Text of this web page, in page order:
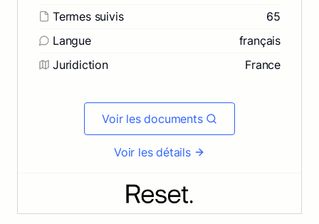
Termes suivis
65
Langue
français
Juridiction
France
Voir les documents
Voir les détails